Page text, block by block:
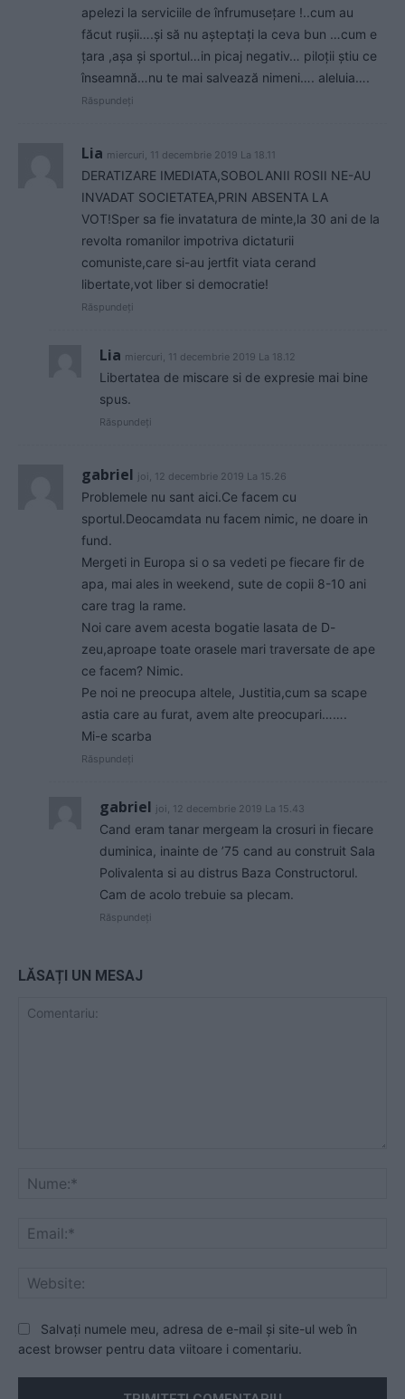
apelezi la serviciile de înfrumusețare !..cum au
făcut rușii….și să nu așteptați la ceva bun …cum e
țara ,așa și sportul…in picaj negativ… piloții știu ce
înseamnă…nu te mai salvează nimeni…. aleluia….
Răspundeți
Lia miercuri, 11 decembrie 2019 La 18.11
DERATIZARE IMEDIATA,SOBOLANII ROSII NE-AU
INVADAT SOCIETATEA,PRIN ABSENTA LA
VOT!Sper sa fie invatatura de minte,la 30 ani de la
revolta romanilor impotriva dictaturii
comuniste,care si-au jertfit viata cerand
libertate,vot liber si democratie!
Răspundeți
Lia miercuri, 11 decembrie 2019 La 18.12
Libertatea de miscare si de expresie mai bine
spus.
Răspundeți
gabriel joi, 12 decembrie 2019 La 15.26
Problemele nu sant aici.Ce facem cu
sportul.Deocamdata nu facem nimic, ne doare in
fund.
Mergeti in Europa si o sa vedeti pe fiecare fir de
apa, mai ales in weekend, sute de copii 8-10 ani
care trag la rame.
Noi care avem acesta bogatie lasata de D-
zeu,aproape toate orasele mari traversate de ape
ce facem? Nimic.
Pe noi ne preocupa altele, Justitia,cum sa scape
astia care au furat, avem alte preocupari…….
Mi-e scarba
Răspundeți
gabriel joi, 12 decembrie 2019 La 15.43
Cand eram tanar mergeam la crosuri in fiecare
duminica, inainte de ’75 cand au construit Sala
Polivalenta si au distrus Baza Constructorul.
Cam de acolo trebuie sa plecam.
Răspundeți
LĂSAȚI UN MESAJ
Salvați numele meu, adresa de e-mail și site-ul web în
acest browser pentru data viitoare i comentariu.